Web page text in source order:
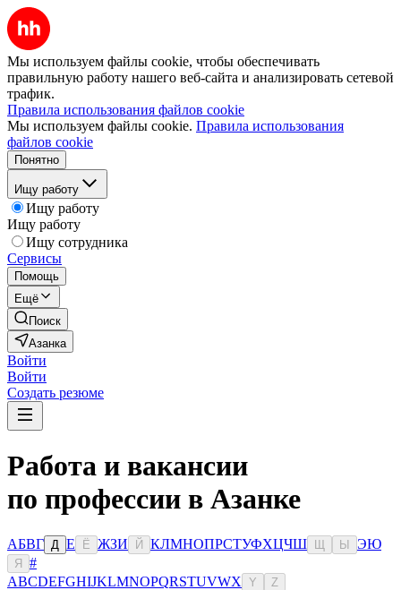
Мы используем файлы cookie, чтобы обеспечивать
правильную работу нашего веб-сайта и анализировать сетевой
трафик.
Правила использования файлов cookie
Мы используем файлы cookie. Правила использования
файлов cookie
Понятно
Ищу работу
Ищу работу
Ищу работу
Ищу сотрудника
Сервисы
Помощь
Ещё
Поиск
Азанка
Войти
Войти
Создать резюме
Работа и вакансии
по профессии в Азанке
АБВГ Д Е Ё ЖЗИ Й КЛМНОПРСТУФХЦЧШ Ы ЭЮ
Я
#
ABCDEFGHIJKLMNOPQRSTUVWX Y Z